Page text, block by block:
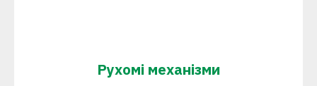
Рухомі механізми